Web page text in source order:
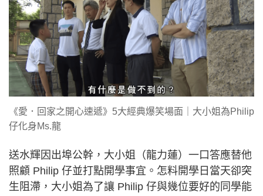
《愛．回家之開心速遞》5大經典爆笑場面｜大小姐為Philip
仔化身Ms.龍
送水輝因出埠公幹，大小姐（龍力蓮）一口答應替他
照顧 Philip 仔並打點開學事宜。怎料開學日當天卻突
生阻滯，大小姐為了讓 Philip 仔與幾位要好的同學能